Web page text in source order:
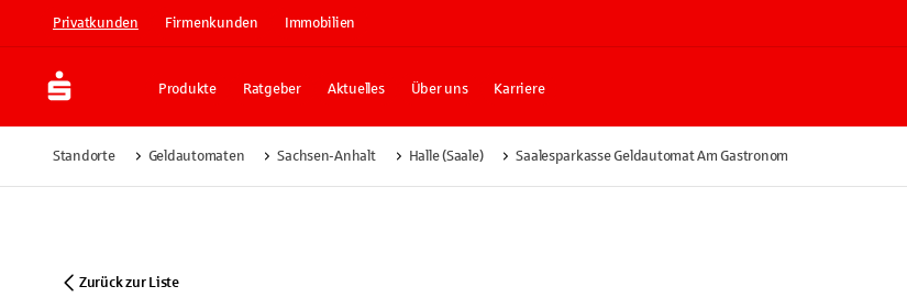
Privatkunden Firmenkunden Immobilien
Produkte Ratgeber Aktuelles Über uns Karriere
Standorte Geldautomaten Sachsen-Anhalt Halle (Saale) Saalesparkasse Geldautomat Am Gastronom
Zurück zur Liste